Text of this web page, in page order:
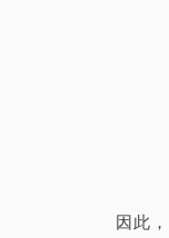
因此